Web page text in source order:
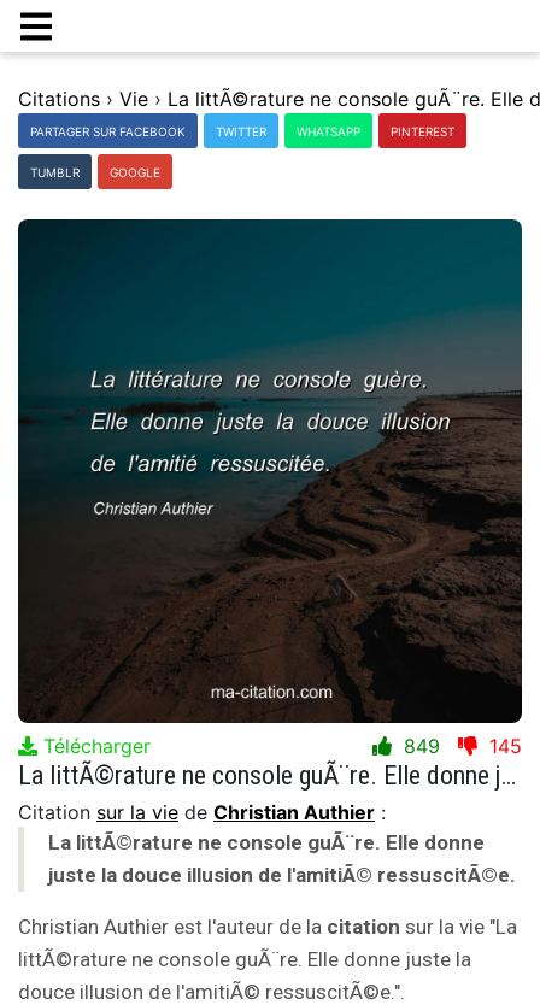
Citations › Vie ›
PARTAGER SUR FACEBOOK TWITTER WHATSAPP PINTEREST
TUMBLR GOOGLE
Télécharger 849 145
La littÃ©rature ne console guÃ¨re. Elle donne juste la douce illusion de l'amitiÃ© ressuscitÃ©e.
Citation sur la vie de Christian Authier :
La littÃ©rature ne console guÃ¨re. Elle donne
juste la douce illusion de l'amitiÃ© ressuscitÃ©e.
Christian Authier est l'auteur de la citation sur la vie "La
littÃ©rature ne console guÃ¨re. Elle donne juste la
douce illusion de l'amitiÃ© ressuscitÃ©e.".